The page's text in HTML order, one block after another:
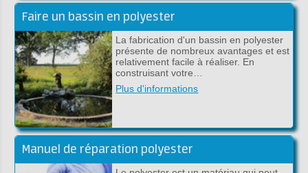
Faire un bassin en polyester
La fabrication d'un bassin en polyester
présente de nombreux avantages et est
relativement facile à réaliser. En
construisant votre…
Plus d'informations
Manuel de réparation polyester